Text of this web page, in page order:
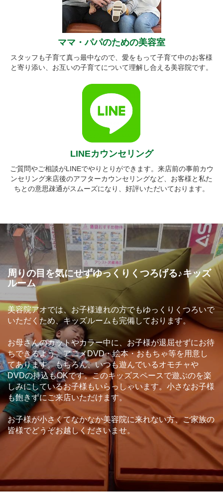
ママ・パパのための美容室
スタッフも子育て真っ最中なので、愛をもって子育て中のお客様
と寄り添い、お互いの子育てについて理解し合える美容院です。
LINEカウンセリング
ご質問やご相談がLINEでやりとりができます。来店前の事前カウ
ンセリング来店後のアフターカウンセリングなど、お客様と私た
ちとの意思疎通がスムーズになり、好評いただいております。
周りの目を気にせずゆっくりくつろげる♪キッズ
ルーム
美容院アオでは、お子様連れの方でもゆっくりくつろいで
いただくため、キッズルームも完備しております。
お母さんのカットやカラー中に、お子様が退屈せずにお待
ちできるよう、アニメDVD・絵本・おもちゃ等を用意し
てあります。もちろん、いつも遊んでいるオモチャや
DVDの持込もOKです。このキッズスペースで遊ぶのを楽
しみにしているお子様もいらっしゃいます。小さなお子様
も飽きずにご来店いただけます。
お子様が小さくてなかなか美容院に来れない方、ご家族の
皆様でどうぞお越しくださいませ。